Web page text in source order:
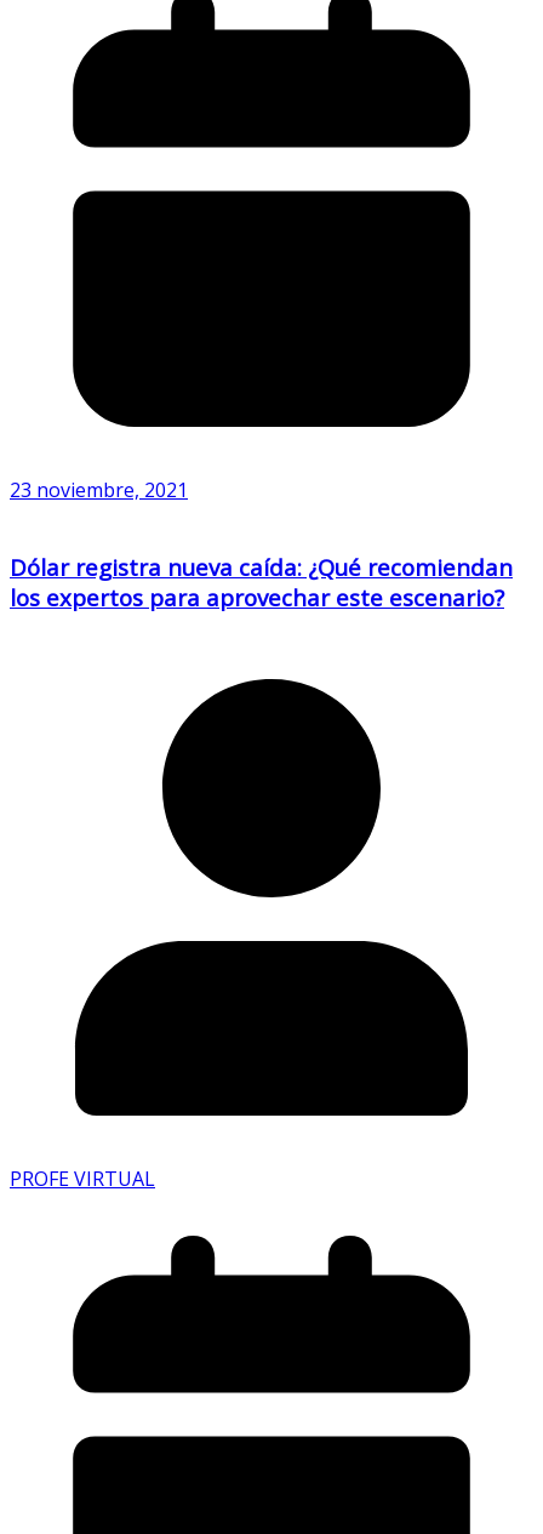
23 noviembre, 2021
Dólar registra nueva caída: ¿Qué recomiendan
los expertos para aprovechar este escenario?
PROFE VIRTUAL